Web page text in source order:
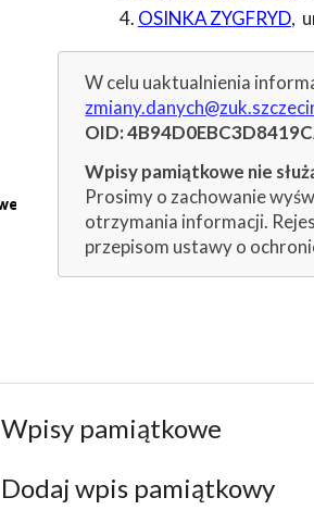
OSINKA ZYGFRYD,
W celu uaktualnienia
OID:
Wpisy pamiątkowe nie
Prosimy o zachowanie
otrzymania informacji.
przepisom ustawy o
Wpisy pamiątkowe
Dodaj wpis pamiątkowy